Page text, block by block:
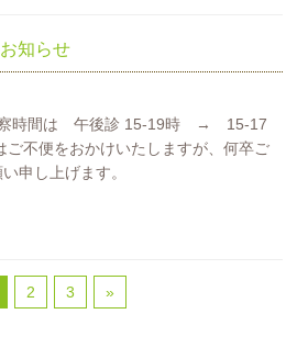
知らせ
察時間は 午後診 15-19時 → 15-17
不便をおかけいたしますが、何卒ご
申し上げます。
2 3 »